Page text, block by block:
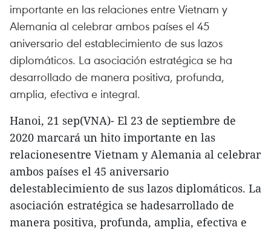
importante en las relaciones entre Vietnam y
Alemania al celebrar ambos países el 45
aniversario del establecimiento de sus lazos
diplomáticos. La asociación estratégica se ha
desarrollado de manera positiva, profunda,
amplia, efectiva e integral.
Hanoi, 21 sep(VNA)- El 23 de septiembre de
2020 marcará un hito importante en las
relacionesentre Vietnam y Alemania al celebrar
ambos países el 45 aniversario
delestablecimiento de sus lazos diplomáticos. La
asociación estratégica se hadesarrollado de
manera positiva, profunda, amplia, efectiva e